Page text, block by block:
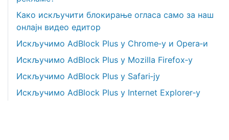
Како искључити блокирање огласа само за наш
онлајн видео едитор
Искључимо AdBlock Plus у Chrome‑у и Opera‑и
Искључимо AdBlock Plus у Mozilla Firefox‑у
Искључимо AdBlock Plus у Safari‑ју
Искључимо AdBlock Plus у Internet Explorer‑у